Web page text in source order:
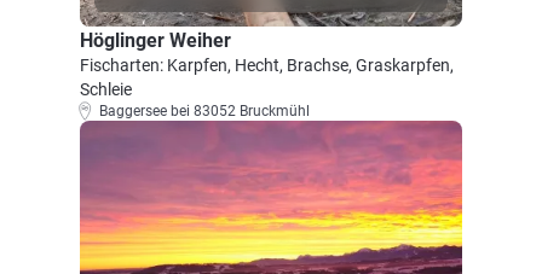
Höglinger Weiher
Fischarten: Karpfen, Hecht, Brachse, Graskarpfen,
Schleie
Baggersee bei 83052 Bruckmühl